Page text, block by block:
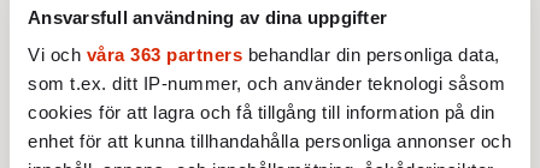
Ansvarsfull användning av dina uppgifter
Vi och våra 363 partners behandlar din personliga data,
som t.ex. ditt IP-nummer, och använder teknologi såsom
cookies för att lagra och få tillgång till information på din
enhet för att kunna tillhandahålla personliga annonser och
marknadshyror och
slöserikommissioner till frågor
om antisemitism.
INRIKES
Vattenbristen är här – men var
femte liter läcker ut
Med ett varmare klimat och ett